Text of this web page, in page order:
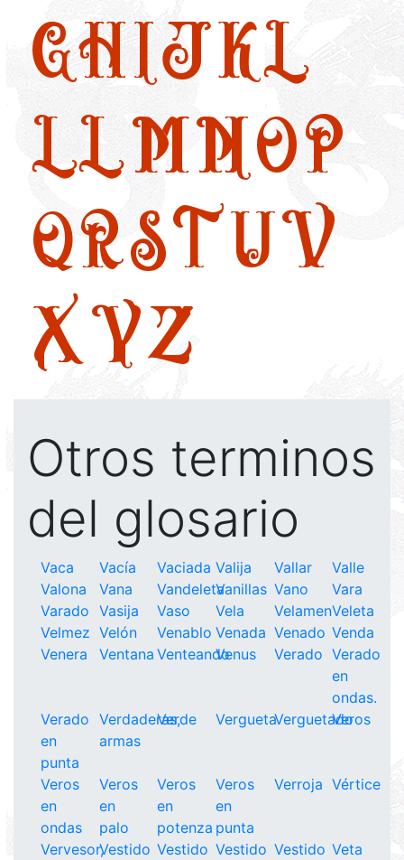
GHIJKL
LLMNOP
QRSTUV
XYZ
Otros terminos
del glosario
Vaca Vacía Vaciada Valija Vallar
Valle
Valona
Vana VandeletaVanillas Vano
Vara
Varado Vasija Vaso Vela VelamenVeleta
Velmez Velón Venablo Venada Venado Venda
Venera
Ventana VenteandoVenus Verado Verado
en
ondas.
Verado
en
punta
Verdaderas,
armas
Verde VerguetaVerguetadoVeros
Veros
en
ondas
Veros
en
palo
Veros
en
potenza
Veros
en
punta
Verroja Vértice
Vervesor,Vestido Vestido Vestido Vestido Veta